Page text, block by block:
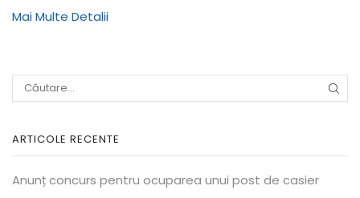
Mai Multe Detalii
ARTICOLE RECENTE
Anunț concurs pentru ocuparea unui post de casier